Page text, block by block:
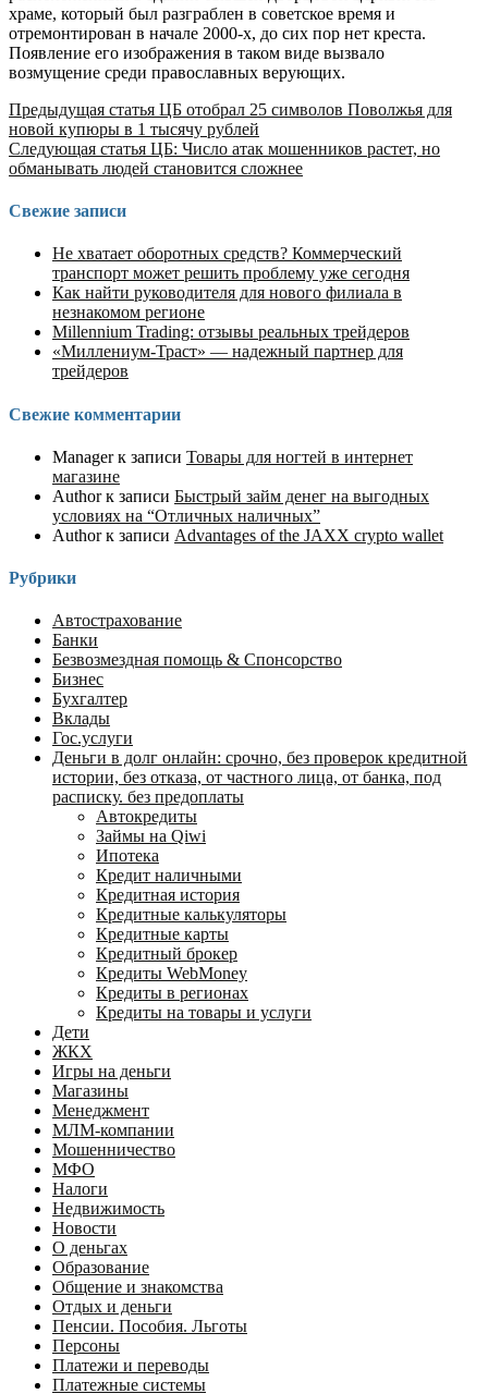
храме, который был разграблен в советское время и
отремонтирован в начале 2000-х, до сих пор нет креста.
Появление его изображения в таком виде вызвало
возмущение среди православных верующих.
Продолжить
чтение
Предыдущая статья ЦБ отобрал 25 символов Поволжья для
новой купюры в 1 тысячу рублей
Следующая статья ЦБ: Число атак мошенников растет, но
обманывать людей становится сложнее
Свежие записи
Не хватает оборотных средств? Коммерческий
транспорт может решить проблему уже сегодня
Как найти руководителя для нового филиала в
незнакомом регионе
Millennium Trading: отзывы реальных трейдеров
«Миллениум-Траст» — надежный партнер для
трейдеров
Свежие комментарии
Managerк записи Товары для ногтей в интернет
магазине
Authorк записи Быстрый займ денег на выгодных
условиях на “Отличных наличных”
Authorк записи Advantages of the JAXX crypto wallet
Рубрики
Автострахование
Банки
Безвозмездная помощь & Спонсорство
Бизнес
Бухгалтер
Вклады
Гос.услуги
Деньги в долг онлайн: срочно, без проверок кредитной
истории, без отказа, от частного лица, от банка, под
расписку. без предоплаты
Автокредиты
Займы на Qiwi
Ипотека
Кредит наличными
Кредитная история
Кредитные калькуляторы
Кредитные карты
Кредитный брокер
Кредиты WebMoney
Кредиты в регионах
Кредиты на товары и услуги
Дети
ЖКХ
Игры на деньги
Магазины
Менеджмент
МЛМ-компании
Мошенничество
МФО
Налоги
Недвижимость
Новости
О деньгах
Образование
Общение и знакомства
Отдых и деньги
Пенсии. Пособия. Льготы
Персоны
Платежи и переводы
Платежные системы